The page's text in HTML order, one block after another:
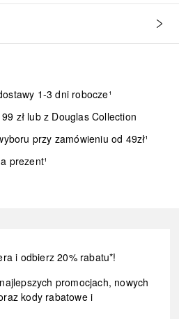
1-3 dni robocze¹
zł lub z Douglas Collection
przy zamówieniu od 49zł¹
prezent¹
i odbierz 20% rabatu*!
promocjach, nowych
kody rabatowe i